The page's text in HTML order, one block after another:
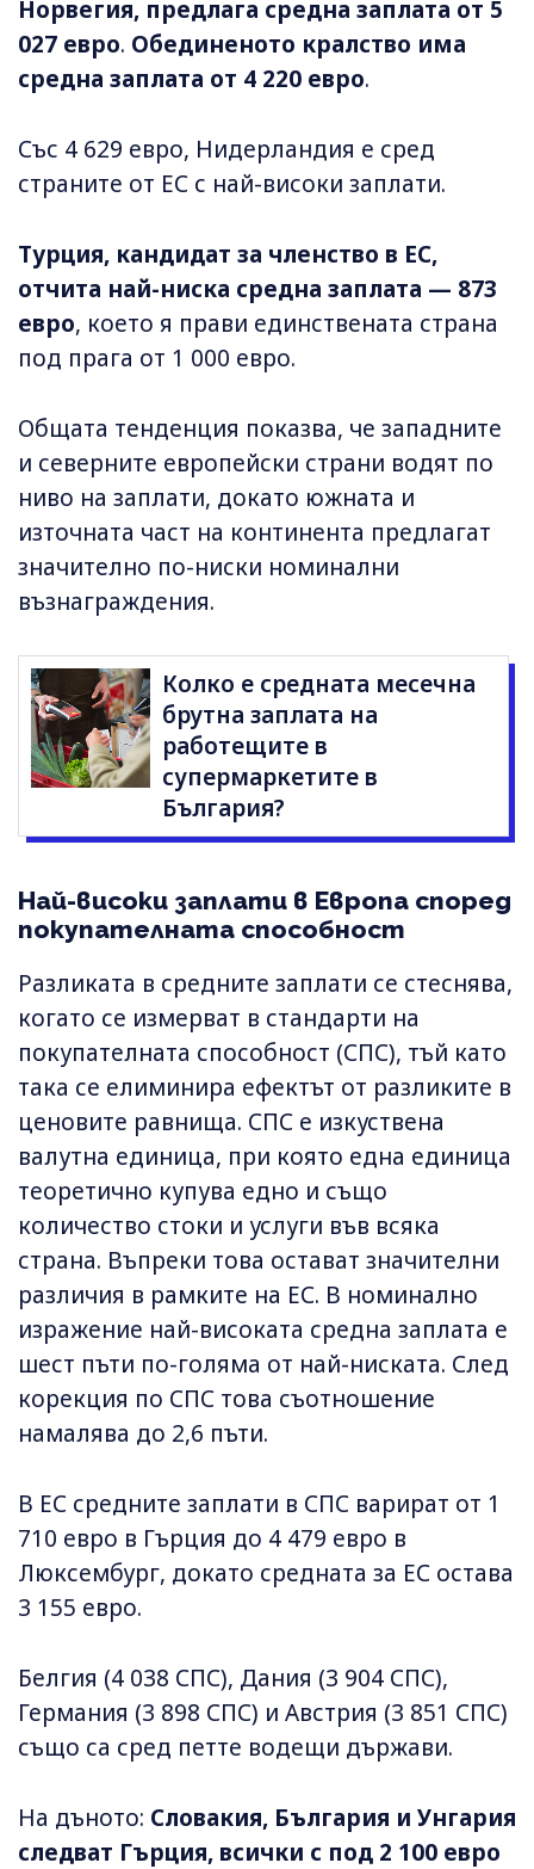
Норвегия, предлага средна заплата от 5
027 евро. Обединеното кралство има
средна заплата от 4 220 евро.
Със 4 629 евро, Нидерландия е сред
страните от ЕС с най-високи заплати.
Турция, кандидат за членство в ЕС,
отчита най-ниска средна заплата — 873
евро, което я прави единствената страна
под прага от 1 000 евро.
Общата тенденция показва, че западните
и северните европейски страни водят по
ниво на заплати, докато южната и
източната част на континента предлагат
значително по-ниски номинални
възнаграждения.
Колко е средната месечна
брутна заплата на
работещите в
супермаркетите в
България?
Най-високи заплати в Европа според
покупателната способност
Разликата в средните заплати се стеснява,
когато се измерват в стандарти на
покупателната способност (СПС), тъй като
така се елиминира ефектът от разликите в
ценовите равнища. СПС е изкуствена
валутна единица, при която една единица
теоретично купува едно и също
количество стоки и услуги във всяка
страна. Въпреки това остават значителни
различия в рамките на ЕС. В номинално
изражение най-високата средна заплата е
шест пъти по-голяма от най-ниската. След
корекция по СПС това съотношение
намалява до 2,6 пъти.
В ЕС средните заплати в СПС варират от 1
710 евро в Гърция до 4 479 евро в
Люксембург, докато средната за ЕС остава
3 155 евро.
Белгия (4 038 СПС), Дания (3 904 СПС),
Германия (3 898 СПС) и Австрия (3 851 СПС)
също са сред петте водещи държави.
На дъното: Словакия, България и Унгария
следват Гърция, всички с под 2 100 евро